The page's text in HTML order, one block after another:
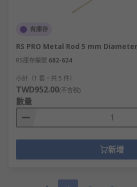
有庫存
RS PRO Metal Rod 5 mm
RS庫存編號 682-624
小計（1 套，共 5 件）
TWD952.00(不含稅)
數量
新增